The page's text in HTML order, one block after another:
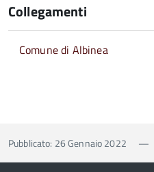
Collegamenti
Comune di Albinea
Pubblicato: 26 Gennaio 2022 —